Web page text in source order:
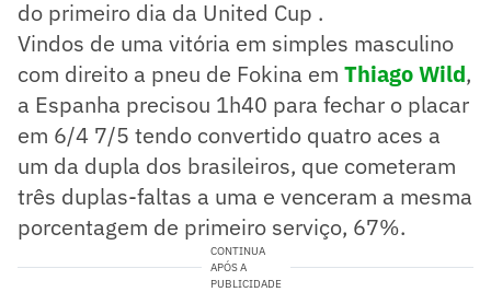
do primeiro dia da United Cup .
Vindos de uma vitória em simples masculino
com direito a pneu de Fokina em Thiago Wild,
a Espanha precisou 1h40 para fechar o placar
em 6/4 7/5 tendo convertido quatro aces a
um da dupla dos brasileiros, que cometeram
três duplas-faltas a uma e venceram a mesma
porcentagem de primeiro serviço, 67%.
CONTINUA
APÓS A
PUBLICIDADE